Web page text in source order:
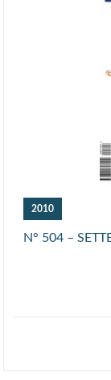
2010
N° 504 –